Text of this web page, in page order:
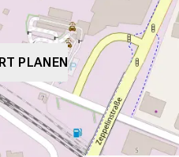
PLANEN